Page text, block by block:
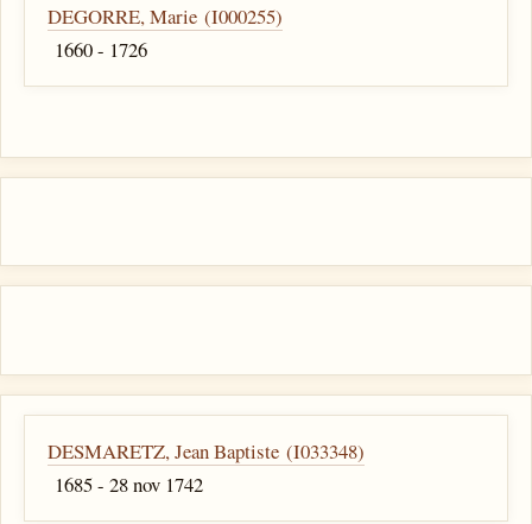
DEGORRE, Marie (I000255)
1660 - 1726
DESMARETZ, Jean Baptiste (I033348)
1685 - 28 nov 1742